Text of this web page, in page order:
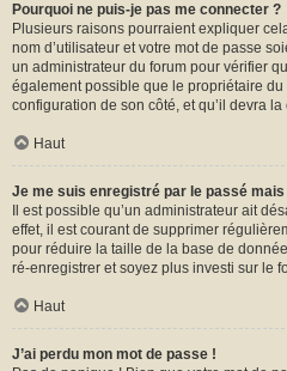
Pourquoi ne puis-je pas me connecter ?
Plusieurs raisons pourraient expliquer
nom d’utilisateur et votre mot de passe
un administrateur du forum pour vérifier
également possible que le propriétaire
configuration de son côté, et qu’il devra la
Haut
Je me suis enregistré par le passé
Il est possible qu’un administrateur ait
effet, il est courant de supprimer
pour réduire la taille de la base de
ré-enregistrer et soyez plus investi sur le
Haut
J’ai perdu mon mot de passe !